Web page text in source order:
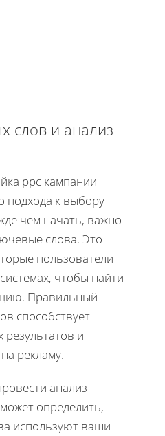
слов и анализ
ppc кампании
подхода к выбору
чем начать, важно
слова. Это
пользователи
чтобы найти
Правильный
способствует
и
рекламу.
анализ
определить,
используют ваши